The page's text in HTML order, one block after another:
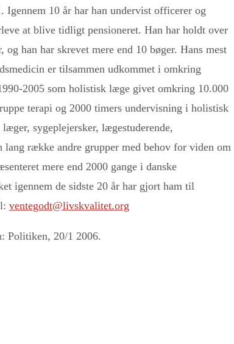
10 år har han undervist officerer og
at blive tidligt pensioneret. Han har holdt over
han har skrevet mere end 10 bøger. Hans mest
er tilsammen udkommet i omkring
2005 som holistisk læge givet omkring 10.000
terapi og 2000 timers undervisning i holistisk
sygeplejersker, lægestuderende,
lang række andre grupper med behov for viden om
mere end 2000 gange i danske
igennem de sidste 20 år har gjort ham til
ventegodt@livskvalitet.org
Politiken, 20/1 2006.